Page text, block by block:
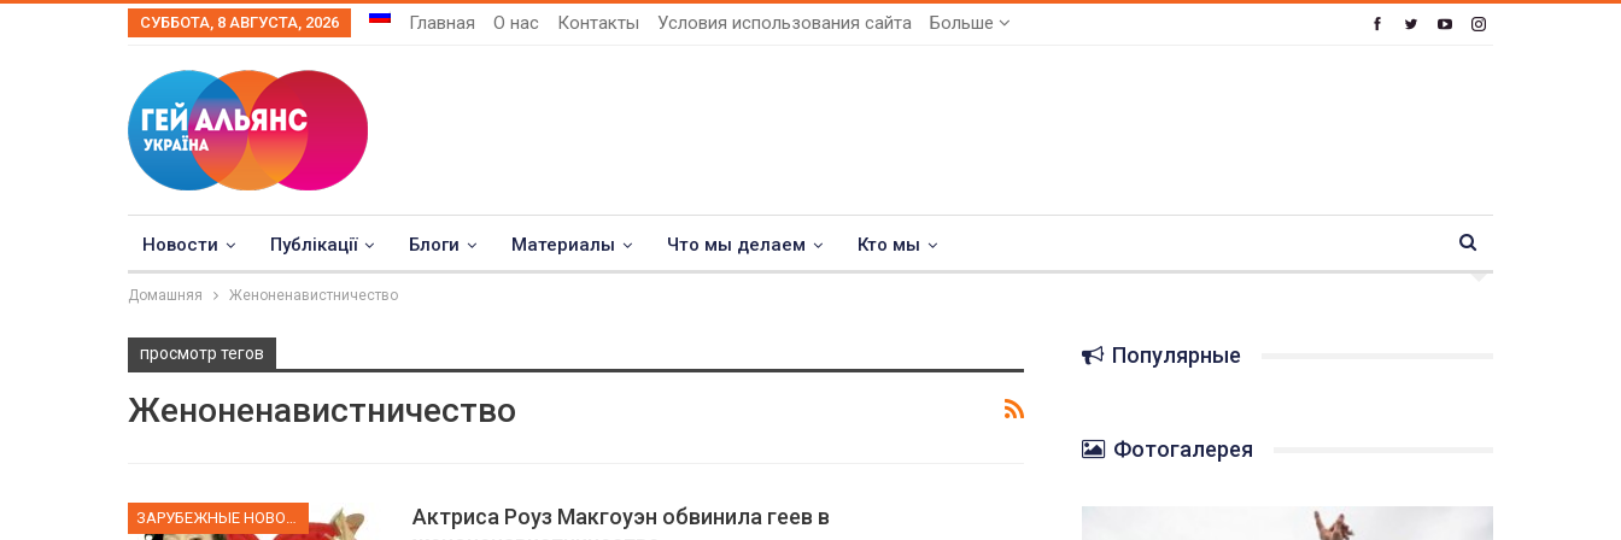
СУББОТА, 8 АВГУСТА, 2026 Главная О нас Контакты Условия использования сайта Больше
Новости Публікації Блоги Материалы Что мы делаем Кто мы
Домашняя Женоненавистничество
просмотр тегов
Женоненавистничество
Актриса Роуз Макгоуэн обвинила геев в
Популярные
Фотогалерея